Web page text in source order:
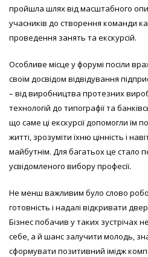
пройшла шлях від масштабного
учасників до створення команди
проведення занять та екскурсій.
Особливе місце у форумі посіли
своїм досвідом відвідування
– від виробництва протезних
технологій до типографії та
що саме ці екскурсії допомогли їм
житті, зрозуміти їхню цінність і
майбутнім. Для багатьох це стало
усвідомленого вибору професії.
Не менш важливим було слово
готовність і надалі відкривати
Бізнес побачив у таких зустрічах
себе, а й шанс залучити молодь,
сформувати позитивний імідж